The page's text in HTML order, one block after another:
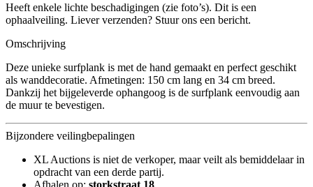
Heeft enkele lichte beschadigingen (zie foto’s). Dit is een
ophaalveiling. Liever verzenden? Stuur ons een bericht.
Omschrijving
Deze unieke surfplank is met de hand gemaakt en perfect geschikt
als wanddecoratie. Afmetingen: 150 cm lang en 34 cm breed.
Dankzij het bijgeleverde ophangoog is de surfplank eenvoudig aan
de muur te bevestigen.
Bijzondere veilingbepalingen
XL Auctions is niet de verkoper, maar veilt als bemiddelaar in
opdracht van een derde partij.
Afhalen op: storkstraat 18